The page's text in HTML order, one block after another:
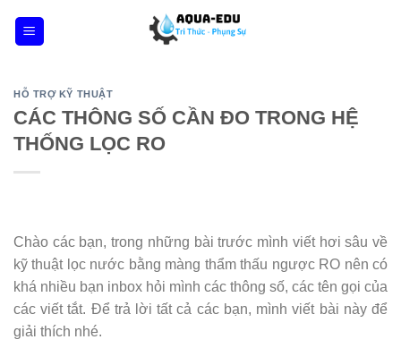
HỖ TRỢ KỸ THUẬT
CÁC THÔNG SỐ CẦN ĐO TRONG HỆ
THỐNG LỌC RO
Chào các bạn, trong những bài trước mình viết hơi sâu về
kỹ thuật lọc nước bằng màng thẩm thấu ngược RO nên có
khá nhiều bạn inbox hỏi mình các thông số, các tên gọi của
các viết tắt. Để trả lời tất cả các bạn, mình viết bài này để
giải thích nhé.